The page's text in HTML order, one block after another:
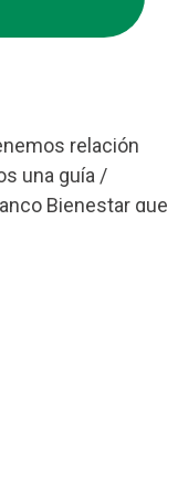
relación
una guía /
Bienestar que